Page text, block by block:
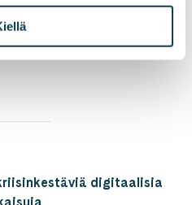
perustuvat oikeaan
digitaalisia